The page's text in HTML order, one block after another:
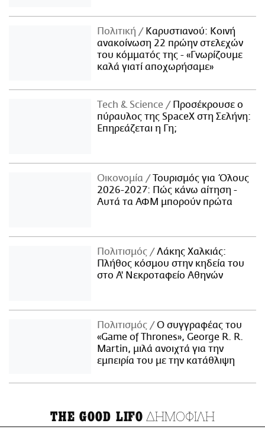
Πολιτική
Καρυστιανού: Κοινή
ανακοίνωση 22 πρώην στελεχών
του κόμματός της - «Γνωρίζουμε
καλά γιατί αποχωρήσαμε»
Τech & Science
Προσέκρουσε ο
πύραυλος της SpaceX στη Σελήνη:
Επηρεάζεται η Γη;
Οικονομία
Τουρισμός για Όλους
2026-2027: Πώς κάνω αίτηση -
Αυτά τα ΑΦΜ μπορούν πρώτα
Πολιτισμός
Λάκης Χαλκιάς:
Πλήθος κόσμου στην κηδεία του
στο Α' Νεκροταφείο Αθηνών
Πολιτισμός
Ο συγγραφέας του
«Game of Thrones», George R. R.
Martin, μιλά ανοιχτά για την
εμπειρία του με την κατάθλιψη
THE GOOD LIFO ΔΗΜΟΦΙΛΗ